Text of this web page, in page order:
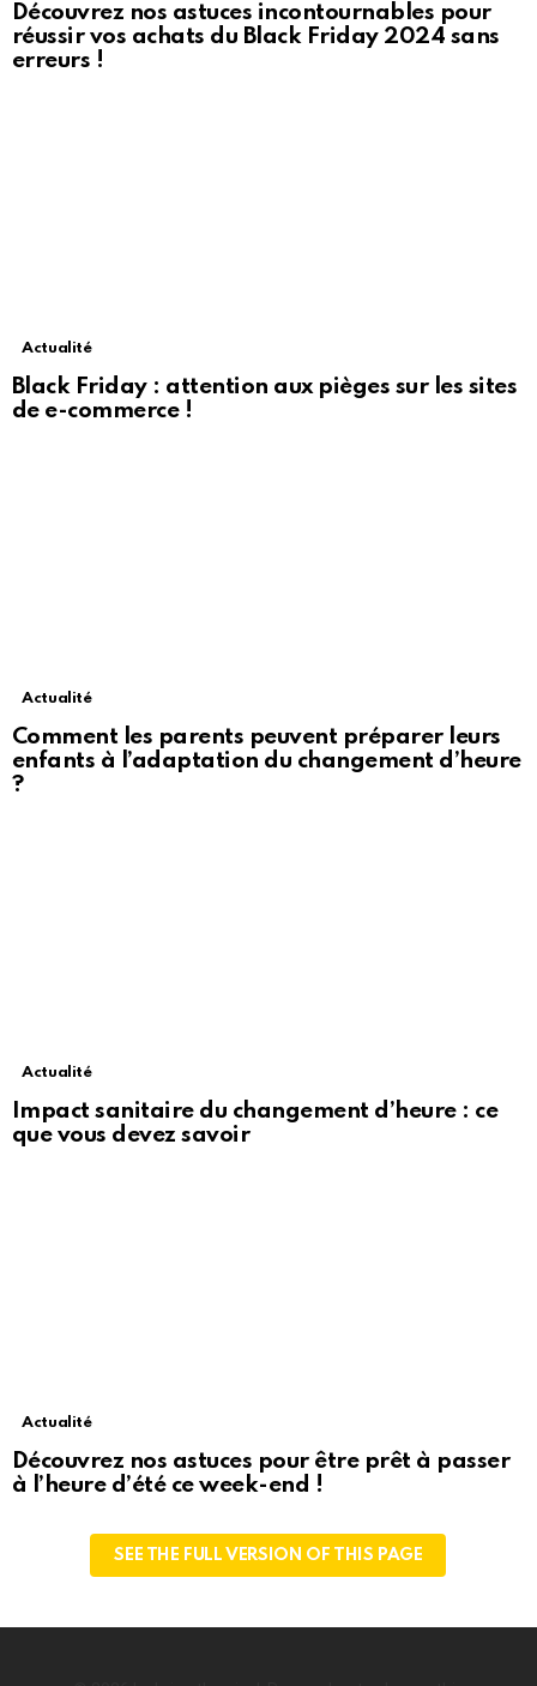
Découvrez nos astuces incontournables pour
réussir vos achats du Black Friday 2024 sans
erreurs !
Actualité
Black Friday : attention aux pièges sur les sites
de e-commerce !
Actualité
Comment les parents peuvent préparer leurs
enfants à l’adaptation du changement d’heure
?
Actualité
Impact sanitaire du changement d’heure : ce
que vous devez savoir
Actualité
Découvrez nos astuces pour être prêt à passer
à l’heure d’été ce week-end !
SEE THE FULL VERSION OF THIS PAGE